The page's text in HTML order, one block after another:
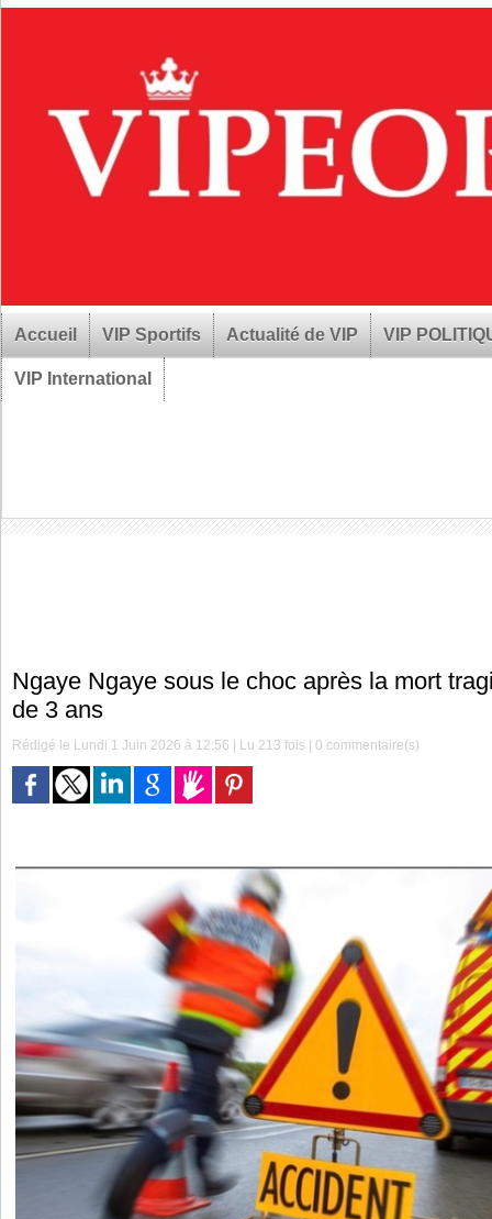
Accueil VIP Sportifs Actualité de VIP VIP
VIP International
Ngaye Ngaye sous le choc après la mort
de 3 ans
Rédigé le Lundi 1 Juin 2026 à 12:56 | Lu 213 fois |0 commentaire(s)